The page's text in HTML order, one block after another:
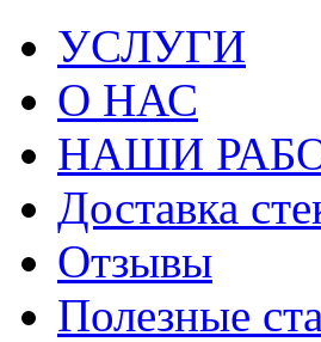
УСЛУГИ
О НАС
НАШИ
Доставка
Отзывы
Полезные